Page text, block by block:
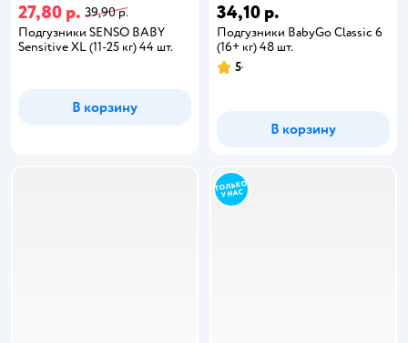
27,80 р. 39,90 р.
Подгузники SENSO BABY
Sensitive XL (11-25 кг) 44 шт.
В корзину
34,10 р.
Подгузники BabyGo Classic 6
(16+ кг) 48 шт.
5
В корзину